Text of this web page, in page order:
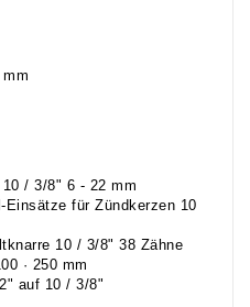
/ 3/8" 6 - 22 mm
für Zündkerzen 10
10 / 3/8" 38 Zähne
· 250 mm
auf 10 / 3/8"